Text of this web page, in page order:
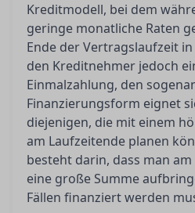
Kreditmodell, bei dem
geringe monatliche Raten
Ende der Vertragslaufzeit
den Kreditnehmer jedoch
Einmalzahlung, den
Finanzierungsform eignet
diejenigen, die mit einem
am Laufzeitende planen
besteht darin, dass man
eine große Summe
Fällen finanziert werden